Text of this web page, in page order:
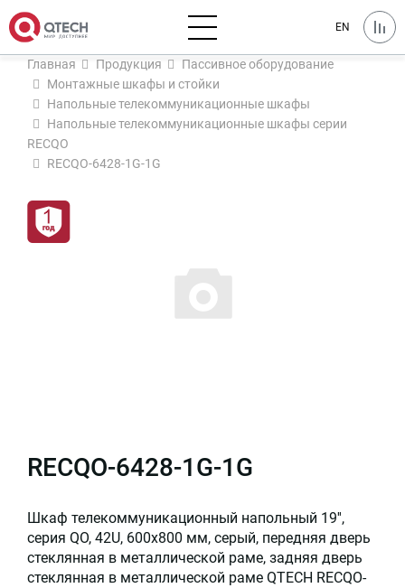
EN
Главная Продукция
Пассивное оборудование
Монтажные шкафы и стойки
Напольные телекоммуникационные шкафы
Напольные телекоммуникационные шкафы серии
RECQO
RECQO-6428-1G-1G
RECQO-6428-1G-1G
Шкаф телекоммуникационный напольный 19'',
серия QO, 42U, 600x800 мм, серый, передняя дверь
стеклянная в металлической раме, задняя дверь
стеклянная в металлической раме QTECH RECQO-